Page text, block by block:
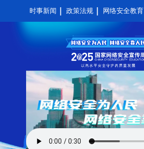
时事新闻 政策法规 网络安全教育